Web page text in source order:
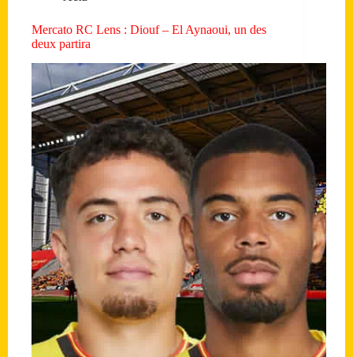
Mercato RC Lens : Diouf – El Aynaoui, un des
deux partira